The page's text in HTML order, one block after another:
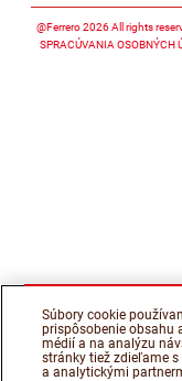
@Ferrero 2026 All rights
SPRACÚVANIA OSOBNÝCH
Súbory cookie
prispôsobenie obsahu
médií a na analýzu
stránky tiež zdieľame
a analytickými